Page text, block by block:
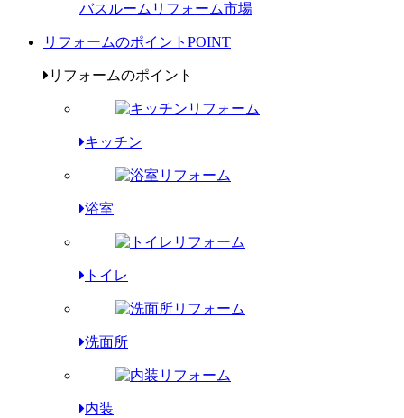
バスルームリフォーム市場
リフォームのポイント POINT
リフォームのポイント
キッチン
浴室
トイレ
洗面所
内装